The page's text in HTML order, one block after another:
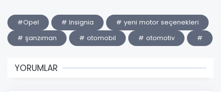
#Opel # Insignia
# yeni motor seçenekleri
# şanzıman
# otomobil # otomotiv #
YORUMLAR